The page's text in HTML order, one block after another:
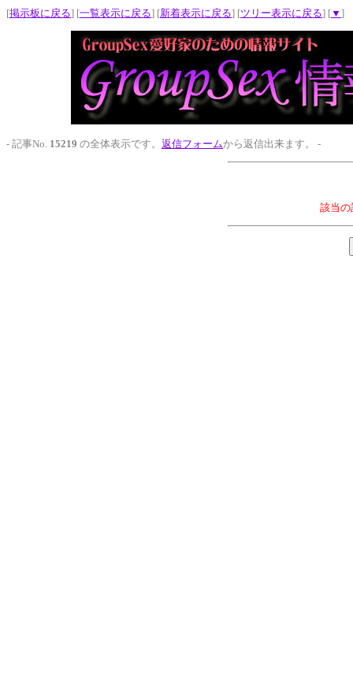
[掲示板に戻る] [一覧表示に戻る] [新着表示に戻る] [ツリー表示に戻る] [▼ ]
- 記事No. 15219 の全体表示です。 返信フォームから返信出来ます。 -
該当の